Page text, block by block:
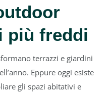
più freddi
terrazzi e giardini
Eppure oggi esiste
gli spazi abitativi e